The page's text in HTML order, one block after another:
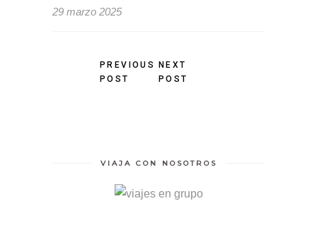
29 marzo 2025
PREVIOUS
POST
NEXT
POST
VIAJA CON NOSOTROS